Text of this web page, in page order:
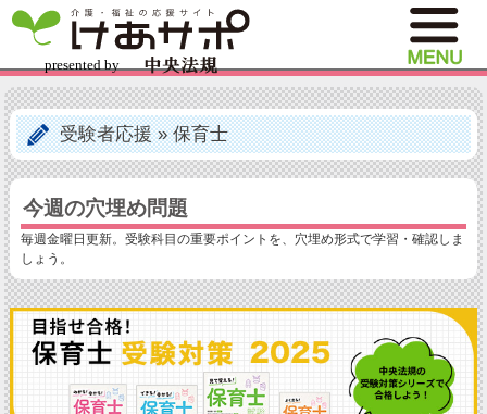
受験者応援»保育士
今週の穴埋め問題
毎週金曜日更新。受験科目の重要ポイントを、穴埋め形式で学習・確認しま
しょう。